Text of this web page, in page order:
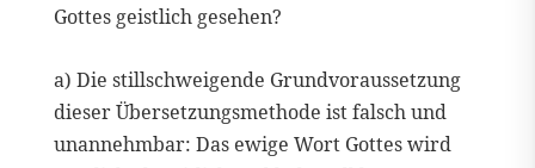
Gottes geistlich gesehen?
a) Die stillschweigende Grundvoraussetzung
dieser Übersetzungsmethode ist falsch und
unannehmbar: Das ewige Wort Gottes wird